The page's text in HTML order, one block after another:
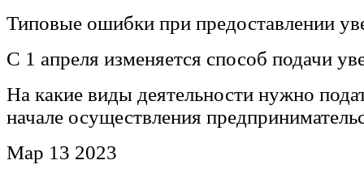
Типовые ошибки при предоставлении
С 1 апреля изменяется способ подачи
На какие виды деятельности нужно
начале осуществления
Мар 13 2023